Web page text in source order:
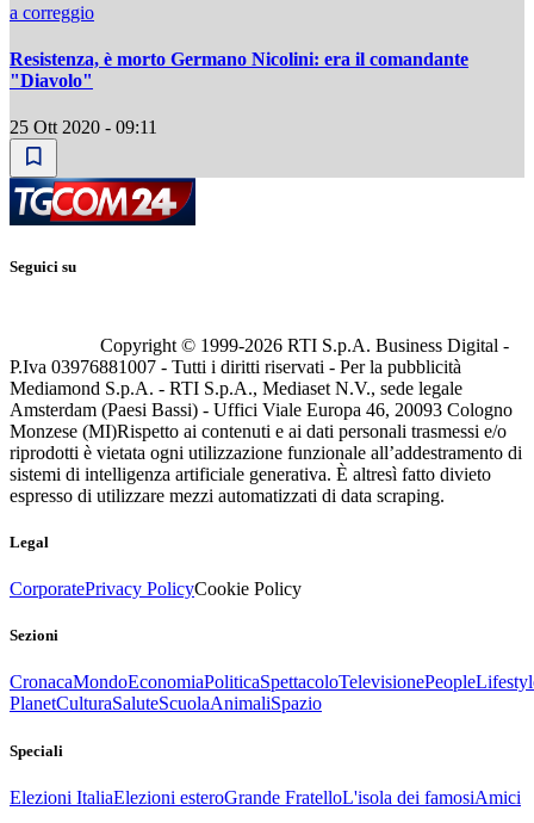
a correggio
Resistenza, è morto Germano Nicolini: era il comandante
"Diavolo"
25 Ott 2020 - 09:11
Seguici su
Copyright © 1999-2026 RTI S.p.A. Business Digital -
P.Iva 03976881007 - Tutti i diritti riservati - Per la pubblicità
Mediamond S.p.A. - RTI S.p.A., Mediaset N.V., sede legale
Amsterdam (Paesi Bassi) - Uffici Viale Europa 46, 20093 Cologno
Monzese (MI)Rispetto ai contenuti e ai dati personali trasmessi e/o
riprodotti è vietata ogni utilizzazione funzionale all’addestramento di
sistemi di intelligenza artificiale generativa. È altresì fatto divieto
espresso di utilizzare mezzi automatizzati di data scraping.
Legal
CorporatePrivacy PolicyCookie Policy
Sezioni
CronacaMondoEconomiaPoliticaSpettacoloTelevisionePeople
PlanetCulturaSaluteScuolaAnimaliSpazio
Speciali
Elezioni ItaliaElezioni esteroGrande FratelloL'isola dei famosiAmici